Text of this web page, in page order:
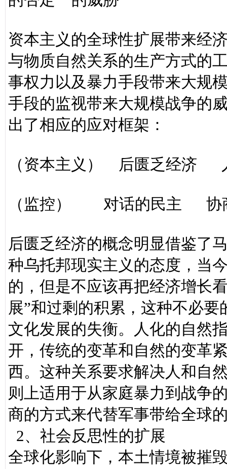
资本主义的全球性扩展带来经
与物质自然关系的生产方式的
事权力以及暴力手段带来大规
手段的监视带来大规模战争的
出了相应的应对框架：
（资本主义） 后匮乏经济
（监控） 对话的民主 协
后匮乏经济的概念明显借鉴了
种乌托邦现实主义的态度，当
的，但是不应该再把经济增长
展”和过剩的积累，这种不必
文化发展的失衡。人化的自然
开，传统的变革和自然的变革
西。这种关系要求解决人和自
则上适用于从家庭暴力到战争
商的方式来代替军事带给全球
2、社会反思性的扩展
全球化影响下，本土情境被摧